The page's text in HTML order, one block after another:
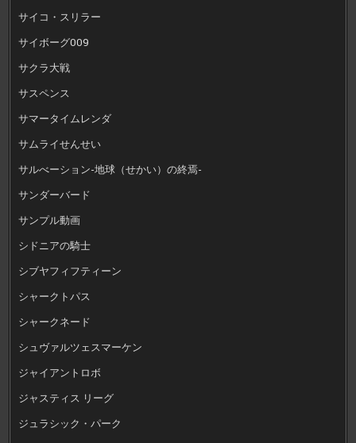
サイコ・スリラー
サイボーグ009
サクラ大戦
サスペンス
サマータイムレンダ
サムライせんせい
サルべーション-地球（せかい）の終焉-
サンダーバード
サンプル動画
シドニアの騎士
シブヤフィフティーン
シャークトパス
シャークネード
シュヴァルツェスマーケン
ジャイアントロボ
ジャスティス リーグ
ジュラシック・パーク